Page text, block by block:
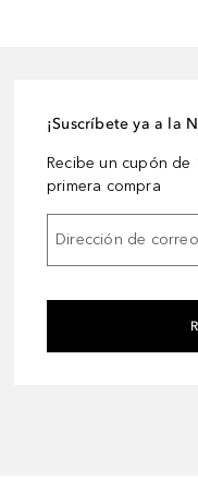
¡Suscríbete ya a la
Recibe un cupón de
primera compra
Dirección de